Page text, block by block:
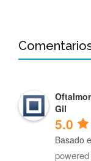
Gil
5.0
Basado